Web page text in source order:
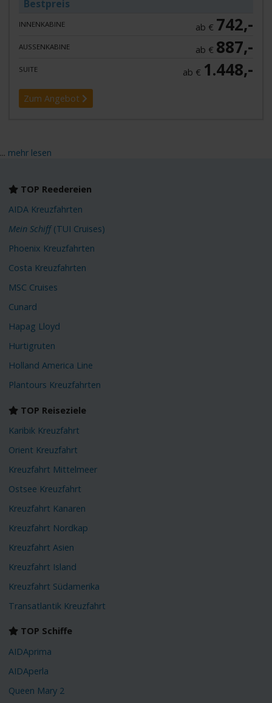
Bestpreis
INNENKABINE ab € 742,-
AUSSENKABINE ab € 887,-
SUITE ab € 1.448,-
Zum Angebot
... mehr lesen
TOP Reedereien
AIDA Kreuzfahrten
Mein Schiff(TUI Cruises)
Phoenix Kreuzfahrten
Costa Kreuzfahrten
MSC Cruises
Cunard
Hapag Lloyd
Hurtigruten
Holland America Line
Plantours Kreuzfahrten
TOP Reiseziele
Karibik Kreuzfahrt
Orient Kreuzfahrt
Kreuzfahrt Mittelmeer
Ostsee Kreuzfahrt
Kreuzfahrt Kanaren
Kreuzfahrt Nordkap
Kreuzfahrt Asien
Kreuzfahrt Island
Kreuzfahrt Südamerika
Transatlantik Kreuzfahrt
TOP Schiffe
AIDAprima
AIDAperla
Queen Mary 2